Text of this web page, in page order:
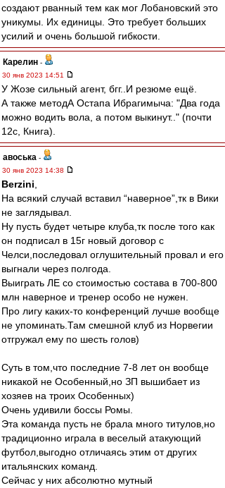
создают рванный тем как мог Лобановский это
уникумы. Их единицы. Это требует больших
усилий и очень большой гибкости.
Карелин -
30 янв 2023 14:51
У Жозе сильный агент, бгг..И резюме ещё.
А также методА Остапа Ибрагимыча: "Два года
можно водить вола, а потом выкинут.." (почти
12с, Книга).
авоська -
30 янв 2023 14:38
Berzini
На всякий случай вставил “наверное”,тк в Вики
не заглядывал.
Ну пусть будет четыре клуба,тк после того как
он подписал в 15г новый договор с
Челси,последовал оглушительный провал и его
выгнали через полгода.
Выиграть ЛЕ со стоимостью состава в 700-800
млн наверное и тренер особо не нужен.
Про лигу каких-то конференций лучше вообще
не упоминать.Там смешной клуб из Норвегии
отгружал ему по шесть голов)
Суть в том,что последние 7-8 лет он вообще
никакой не Особенный,но ЗП вышибает из
хозяев на троих Особенных)
Очень удивили боссы Ромы.
Эта команда пусть не брала много титулов,но
традиционно играла в веселый атакующий
футбол,выгодно отличаясь этим от других
итальянских команд.
Сейчас у них абсолютно мутный